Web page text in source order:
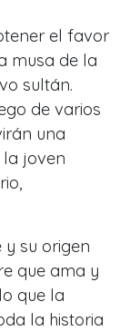
el favor
musa de la
sultán.
de varios
una
la joven
su origen
que ama y
que la
la historia